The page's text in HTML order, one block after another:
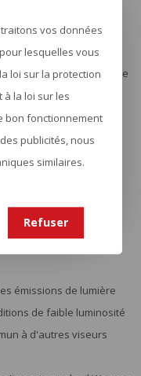
la pénétration de
qui garantit des
empêche la formation de
résiste aux impacts.
à la corrosion et à
et aide à
et réglez facilement
émissions de lumière
de faible luminosité
à d'autres viseurs
vos données
lesquelles vous
loi sur la protection
la loi sur les
bon fonctionnement
publicités, nous
similaires.
Refuser